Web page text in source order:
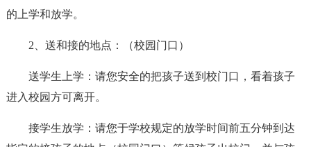
的上学和放学。
2、送和接的地点：（校园门口）
送学生上学：请您安全的把孩子送到校门口，看着孩子
进入校园方可离开。
接学生放学：请您于学校规定的放学时间前五分钟到达